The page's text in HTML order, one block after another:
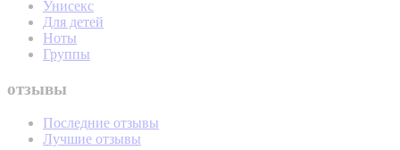
Унисекс
Для детей
Ноты
Группы
отзывы
Последние отзывы
Лучшие отзывы